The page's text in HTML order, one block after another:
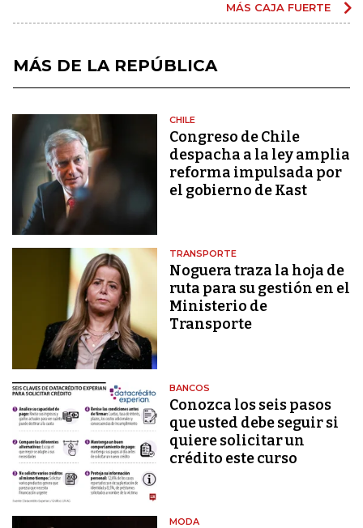
MÁS CAJA FUERTE
MÁS DE LA REPÚBLICA
CHILE
Congreso de Chile
despacha a la ley amplia
reforma impulsada por
el gobierno de Kast
TRANSPORTE
Noguera traza la hoja de
ruta para su gestión en el
Ministerio de
Transporte
BANCOS
Conozca los seis pasos
que usted debe seguir si
quiere solicitar un
crédito este curso
MODA